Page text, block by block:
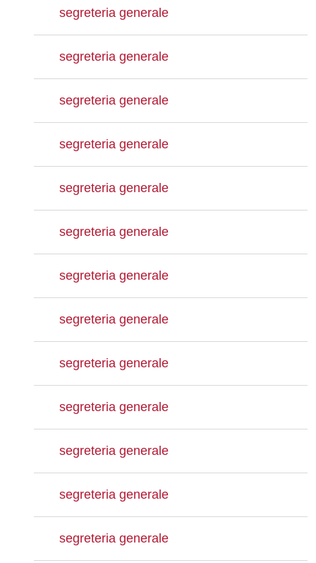
segreteria generale
segreteria generale
segreteria generale
segreteria generale
segreteria generale
segreteria generale
segreteria generale
segreteria generale
segreteria generale
segreteria generale
segreteria generale
segreteria generale
segreteria generale